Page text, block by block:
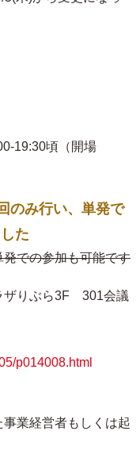
頃（開場
のみ行い、単発で
た
での参加も可能です
りぶら3F 301会議
p014008.html
経営者もしくは起